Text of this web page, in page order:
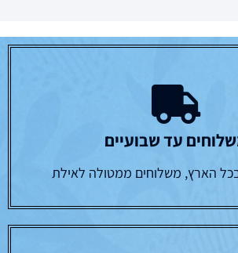
עד שבועיים
הארץ, משלוחים ממטולה לאילת